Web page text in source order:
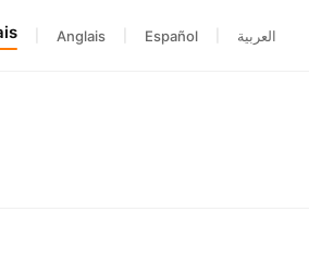
Anglais Español العربية